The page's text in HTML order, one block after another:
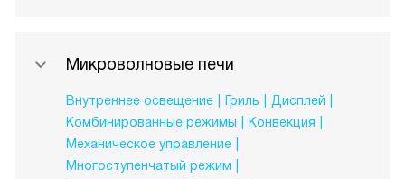
Микроволновые печи
Внутреннее освещение Гриль
Дисплей
Комбинированные режимы
Конвекция
Механическое управление
Многоступенчатый режим